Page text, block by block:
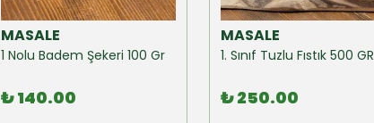
MASALE
1 Nolu Badem Şekeri 100 Gr
₺ 140.00
MASALE
1. Sınıf Tuzlu Fıstık 500 GR
₺ 250.00